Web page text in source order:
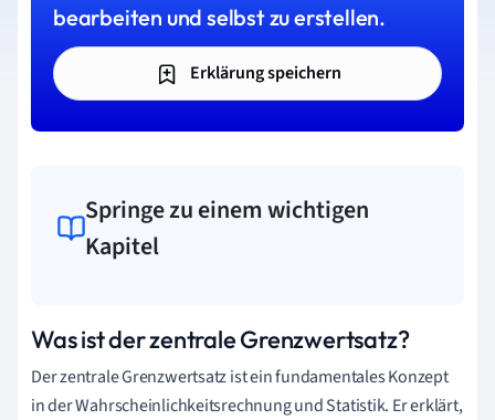
bearbeiten und selbst zu erstellen.
Erklärung speichern
Springe zu einem wichtigen
Kapitel
Was ist der zentrale Grenzwertsatz?
Der zentrale Grenzwertsatz ist ein fundamentales Konzept
in der Wahrscheinlichkeitsrechnung und Statistik. Er erklärt,